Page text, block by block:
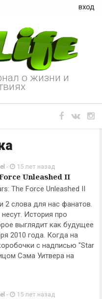
вход
о жизни и
- 15 лет назад
Unleashed II
The Force Unleashed II
2 слова для нас фанатов.
История про
выглядит как будущее
2010 года. Когда на
с надписью "Star
Сэма Уитвера на
- 15 лет назад